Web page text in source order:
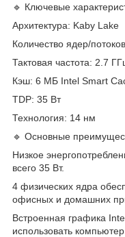
🔹 Ключевые
Архитектура: Kaby Lake
Количество ядер/
Тактовая частота: 2.7
Кэш: 6 МБ Intel Smart
TDP: 35 Вт
Технология: 14 нм
🔹 Основные
Низкое
всего 35 Вт.
4 физических ядра
офисных и домашних
Встроенная графика
использовать